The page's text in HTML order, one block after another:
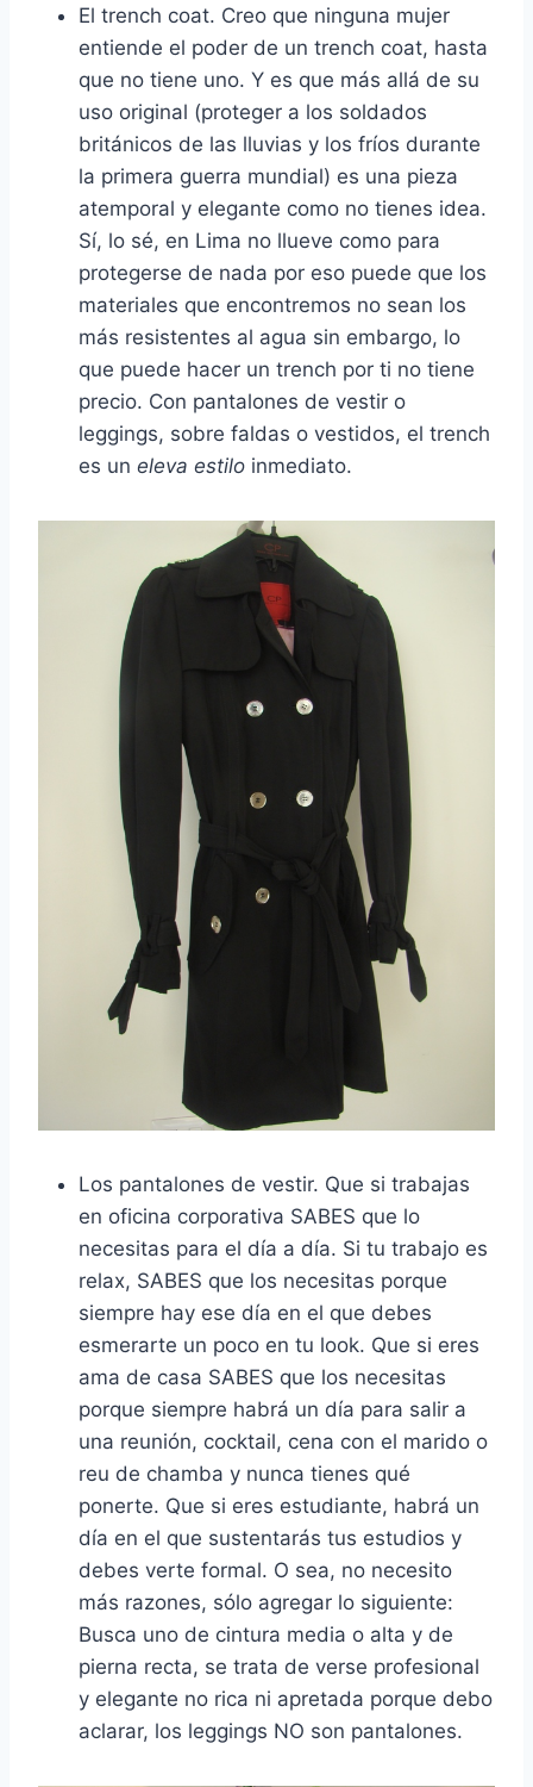
El trench coat. Creo que ninguna mujer
entiende el poder de un trench coat, hasta
que no tiene uno. Y es que más allá de su
uso original (proteger a los soldados
británicos de las lluvias y los fríos durante
la primera guerra mundial) es una pieza
atemporal y elegante como no tienes idea.
Sí, lo sé, en Lima no llueve como para
protegerse de nada por eso puede que los
materiales que encontremos no sean los
más resistentes al agua sin embargo, lo
que puede hacer un trench por ti no tiene
precio. Con pantalones de vestir o
leggings, sobre faldas o vestidos, el trench
es un eleva estilo inmediato.
Los pantalones de vestir. Que si trabajas
en oficina corporativa SABES que lo
necesitas para el día a día. Si tu trabajo es
relax, SABES que los necesitas porque
siempre hay ese día en el que debes
esmerarte un poco en tu look. Que si eres
ama de casa SABES que los necesitas
porque siempre habrá un día para salir a
una reunión, cocktail, cena con el marido o
reu de chamba y nunca tienes qué
ponerte. Que si eres estudiante, habrá un
día en el que sustentarás tus estudios y
debes verte formal. O sea, no necesito
más razones, sólo agregar lo siguiente:
Busca uno de cintura media o alta y de
pierna recta, se trata de verse profesional
y elegante no rica ni apretada porque debo
aclarar, los leggings NO son pantalones.